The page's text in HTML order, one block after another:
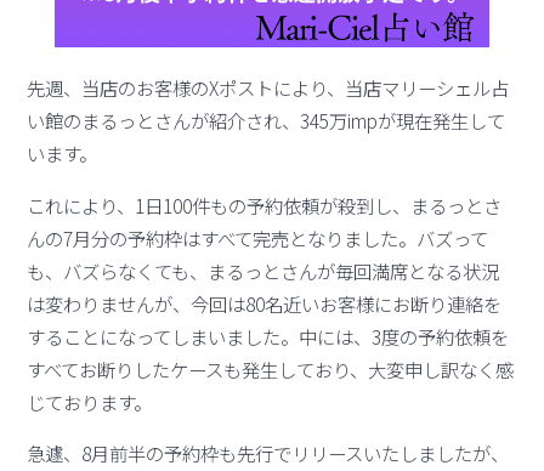
先週、当店のお客様のXポストにより、当店マリーシェル占
い館のまるっとさんが紹介され、345万impが現在発生して
います。
これにより、1日100件もの予約依頼が殺到し、まるっとさ
んの7月分の予約枠はすべて完売となりました。バズって
も、バズらなくても、まるっとさんが毎回満席となる状況
は変わりませんが、今回は80名近いお客様にお断り連絡を
することになってしまいました。中には、3度の予約依頼を
すべてお断りしたケースも発生しており、大変申し訳なく感
じております。
急遽、8月前半の予約枠も先行でリリースいたしましたが、